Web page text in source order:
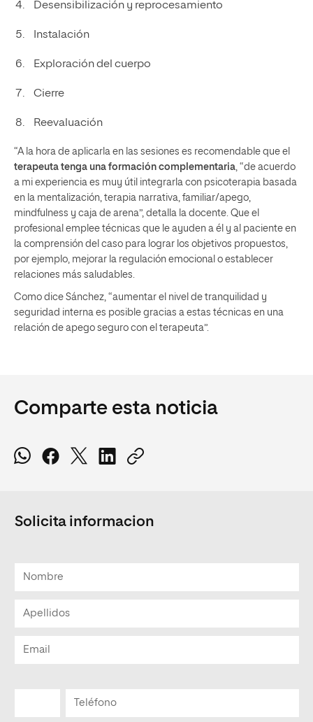
Desensibilización y reprocesamiento
Instalación
Exploración del cuerpo
Cierre
Reevaluación
“A la hora de aplicarla en las sesiones es recomendable que el
terapeuta tenga una formación complementaria, “de acuerdo
a mi experiencia es muy útil integrarla con psicoterapia basada
en la mentalización, terapia narrativa, familiar/apego,
mindfulness y caja de arena”, detalla la docente. Que el
profesional emplee técnicas que le ayuden a él y al paciente en
la comprensión del caso para lograr los objetivos propuestos,
por ejemplo, mejorar la regulación emocional o establecer
relaciones más saludables.
Como dice Sánchez, “aumentar el nivel de tranquilidad y
seguridad interna es posible gracias a estas técnicas en una
relación de apego seguro con el terapeuta”.
Comparte esta noticia
Solicita informacion